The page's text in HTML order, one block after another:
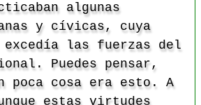
algunas
y cívicas, cuya
excedía las fuerzas del
Puedes pensar,
poca cosa era esto. A
estas virtudes